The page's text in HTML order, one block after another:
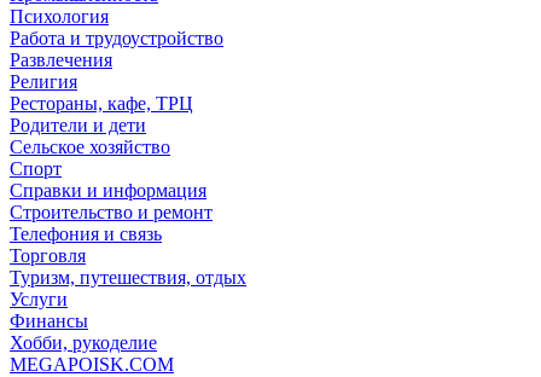
Психология
Работа и трудоустройство
Развлечения
Религия
Рестораны, кафе, ТРЦ
Родители и дети
Сельское хозяйство
Спорт
Справки и информация
Строительство и ремонт
Телефония и связь
Торговля
Туризм, путешествия, отдых
Услуги
Финансы
Хобби, рукоделие
MEGAPOISK.COM